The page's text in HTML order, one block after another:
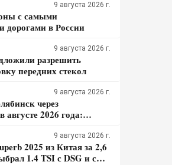
9 августа 2026 г.
с самыми
дорогами в России
9 августа 2026 г.
разрешить
передних стекол
9 августа 2026 г.
через
августе 2026 года:
времени, чем
9 августа 2026 г.
2025 из Китая за 2,6
1.4 TSI с DSG и с